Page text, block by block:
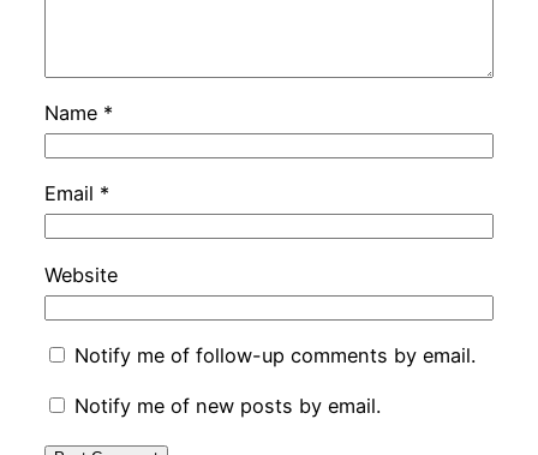
Name *
Email *
Website
Notify me of follow-up comments by email.
Notify me of new posts by email.